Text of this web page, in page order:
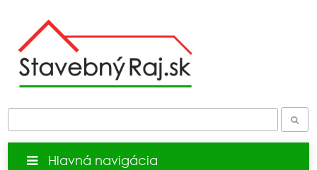
Hlavná navigácia